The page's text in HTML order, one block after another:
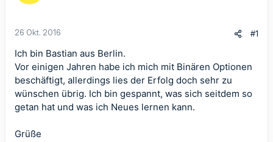
26 Okt. 2016 #1
Ich bin Bastian aus Berlin.
Vor einigen Jahren habe ich mich mit Binären Optionen
beschäftigt, allerdings lies der Erfolg doch sehr zu
wünschen übrig. Ich bin gespannt, was sich seitdem so
getan hat und was ich Neues lernen kann.
Grüße